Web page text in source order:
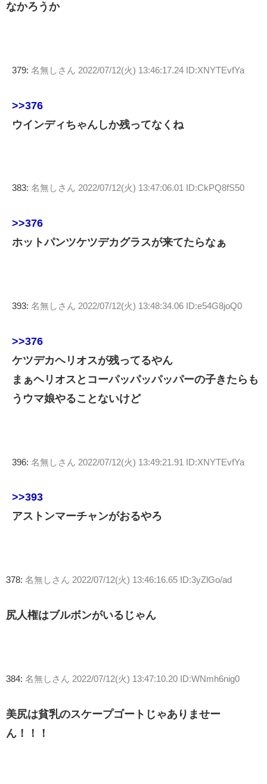
なかろうか
379: 名無しさん 2022/07/12(火) 13:46:17.24 ID:XNYTEvfYa
>>376
ウインディちゃんしか残ってなくね
383: 名無しさん 2022/07/12(火) 13:47:06.01 ID:CkPQ8fS50
>>376
ホットパンツケツデカグラスが来てたらなぁ
393: 名無しさん 2022/07/12(火) 13:48:34.06 ID:e54G8joQ0
>>376
ケツデカヘリオスが残ってるやん
まぁヘリオスとコーパッパッパッパーの子きたらも
うウマ娘やることないけど
396: 名無しさん 2022/07/12(火) 13:49:21.91 ID:XNYTEvfYa
>>393
アストンマーチャンがおるやろ
378: 名無しさん 2022/07/12(火) 13:46:16.65 ID:3yZlGo/ad
尻人権はブルボンがいるじゃん
384: 名無しさん 2022/07/12(火) 13:47:10.20 ID:WNmh6nig0
美尻は貧乳のスケープゴートじゃありませー
ん！！！